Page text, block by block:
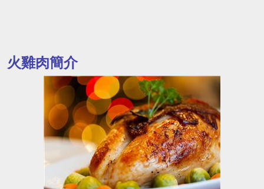
火雞肉簡介